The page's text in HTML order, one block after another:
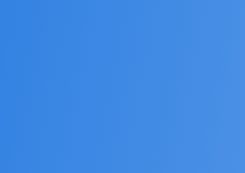
Монгол Улсын Мэргэн цолны